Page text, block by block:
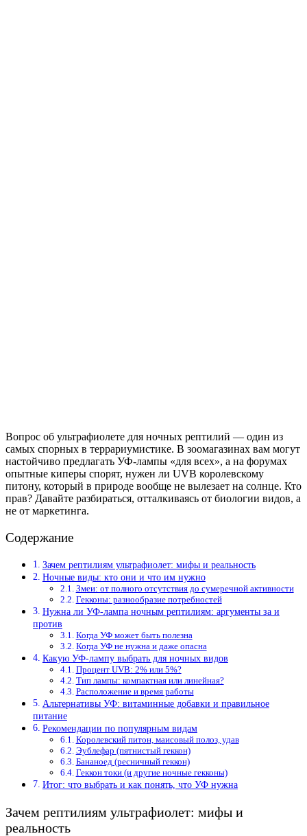
Вопрос об ультрафиолете для ночных рептилий — один из
самых спорных в террариумистике. В зоомагазинах вам могут
настойчиво предлагать УФ-лампы «для всех», а на форумах
опытные киперы спорят, нужен ли UVB королевскому
питону, который в природе вообще не вылезает на солнце. Кто
прав? Давайте разбираться, отталкиваясь от биологии видов, а
не от маркетинга.
Содержание
Зачем рептилиям ультрафиолет: мифы и реальность
Ночные виды: кто они и что им нужно
Змеи: от полного отсутствия до сумеречной активности
Гекконы: разнообразие потребностей
Нужна ли УФ-лампа ночным рептилиям: аргументы за и
против
Когда УФ может быть полезна
Когда УФ не нужна и даже опасна
Какую УФ-лампу выбрать для ночных видов
Процент UVB: 2% или 5%?
Тип лампы: компактная или линейная?
Расположение и время работы
Альтернативы УФ: витаминные добавки и правильное
питание
Рекомендации по популярным видам
Королевский питон, маисовый полоз, удав
Эублефар (пятнистый геккон)
Бананоед (ресничный геккон)
Геккон токи (и другие ночные гекконы)
Итог: что выбрать и как понять, что УФ нужна
Зачем рептилиям ультрафиолет: мифы и
реальность